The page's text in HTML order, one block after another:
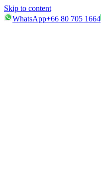
Skip to content
WhatsApp+66 80 705 1664